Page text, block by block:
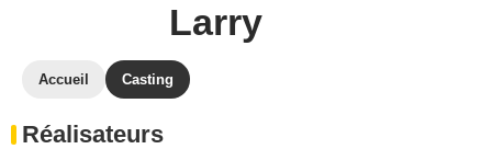
Larry
Accueil Casting
Réalisateurs